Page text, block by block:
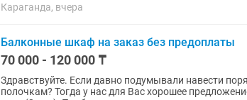
Караганда, вчера
Балконные шкаф на заказ без предоплаты
70 000 - 120 000 ₸
Здравствуйте. Если давно подумывали навести
полочкам? Тогда у нас для Вас хорошее